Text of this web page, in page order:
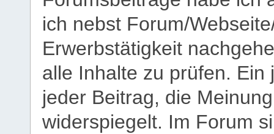
ich nebst Forum/
Erwerbstätigkeit
alle Inhalte zu prüfen.
jeder Beitrag, die
widerspiegelt. Im Forum